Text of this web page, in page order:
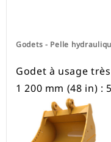
Godets - Pelle
Godet à usage
1 200 mm (48 in) :